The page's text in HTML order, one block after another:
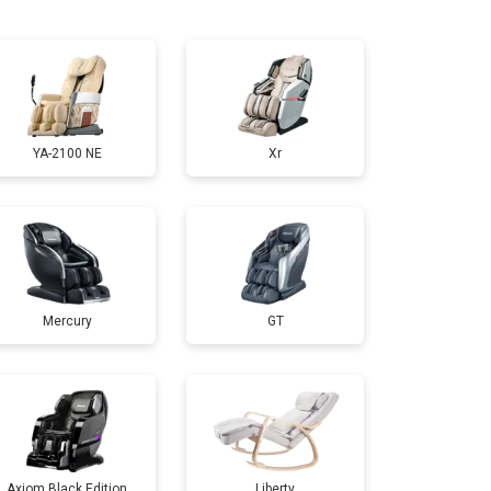
3300 ₽ Заказать
4400 ₽ Заказать
6200 ₽ Заказать
3500 ₽ Заказать
4100 ₽
3700 ₽ Заказать
YA-2100 NE Xr
Mercury GT